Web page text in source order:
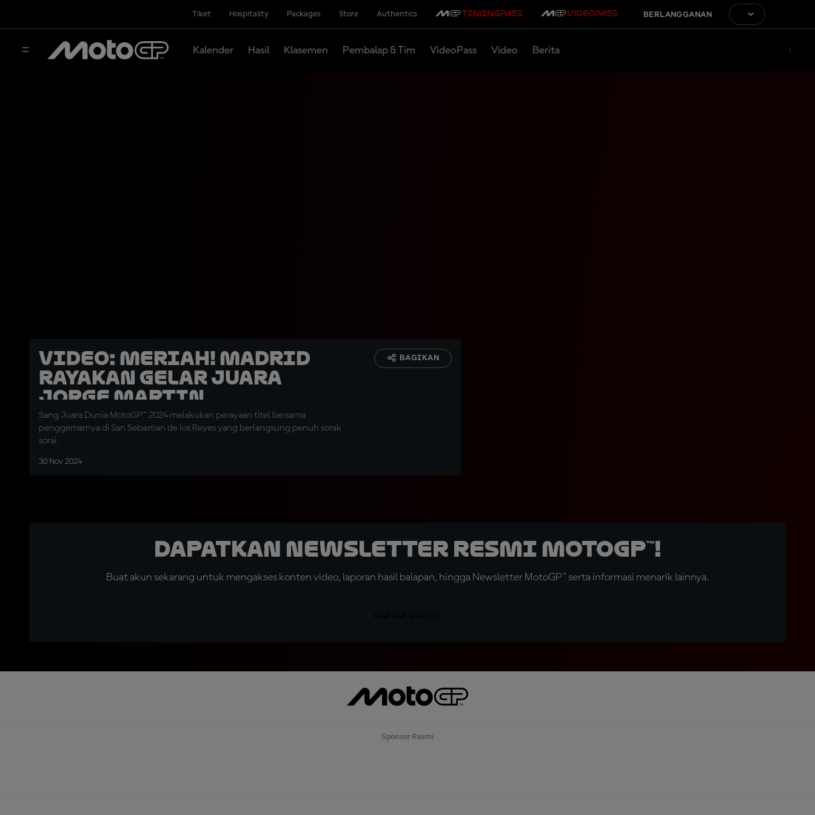
Tiket Hospitality Packages Store Authentics BERLANGGANAN
Kalender Hasil Klasemen Pembalap & Tim VideoPass Video Berita
VIDEO: Meriah! Madrid
Rayakan Gelar Juara
Jorge Martin
Sang Juara Dunia MotoGP™ 2024 melakukan perayaan titel bersama
penggemarnya di San Sebastian de los Reyes yang berlangsung penuh sorak
sorai.
30 Nov 2024
BAGIKAN
Dapatkan Newsletter Resmi MotoGP™!
Buat akun sekarang untuk mengakses konten video, laporan hasil balapan, hingga Newsletter MotoGP™ serta informasi menarik lainnya.
Sponsor Resmi